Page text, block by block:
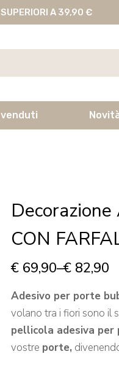
A 39,90 €
venduti
CON
€ 69,90–€ 82,90
Adesivo per porte
volano tra i fiori sono il
pellicola adesiva per
vostre porte,